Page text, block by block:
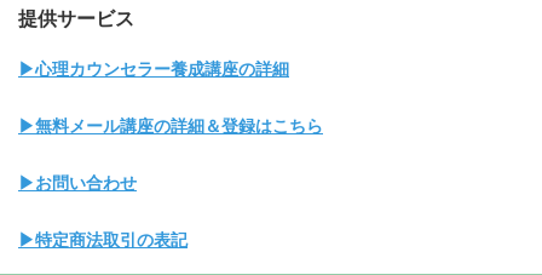
提供サービス
▶心理カウンセラー養成講座の詳細
▶無料メール講座の詳細＆登録はこちら
▶お問い合わせ
▶特定商法取引の表記